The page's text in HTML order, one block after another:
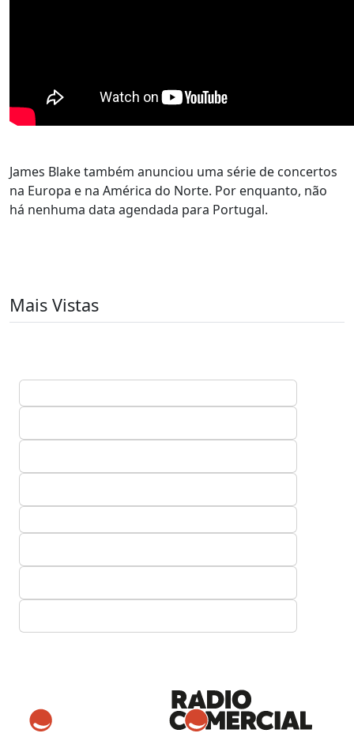
James Blake também anunciou uma série de concertos
na Europa e na América do Norte. Por enquanto, não
há nenhuma data agendada para Portugal.
Mais Vistas